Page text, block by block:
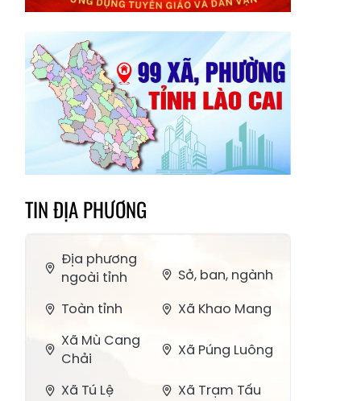
TIN ĐỊA PHƯƠNG
Địa phương
ngoài tỉnh
Sở, ban, ngành
Toàn tỉnh
Xã Khao Mang
Xã Mù Cang
Chải
Xã Púng Luông
Xã Tú Lệ
Xã Trạm Tấu